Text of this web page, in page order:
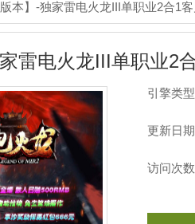
版本】-独家雷电火龙III单职业2合1
家雷电火龙III单职业
引擎类型
更新日期
访问次数